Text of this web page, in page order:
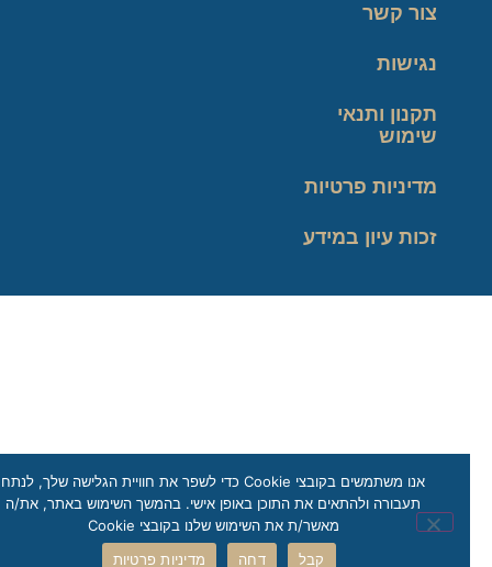
צור קשר
נגישות
תקנון ותנאי
שימוש
מדיניות פרטיות
זכות עיון במידע
אנו משתמשים בקובצי Cookie כדי לשפר את חוויית הגלישה שלך, לנתח
תעבורה ולהתאים את התוכן באופן אישי. בהמשך השימוש באתר, את/ה
מאשר/ת את השימוש שלנו בקובצי Cookie
קבל
דחה מדיניות פרטיות